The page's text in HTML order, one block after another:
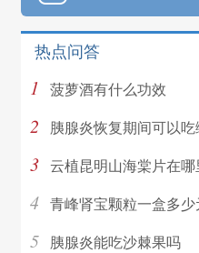
热点问答
1 菠萝酒有什么功效
2 胰腺炎恢复期间可以
3 云植昆明山海棠片在哪
4 青峰肾宝颗粒一盒多少
5 胰腺炎能吃沙棘果吗